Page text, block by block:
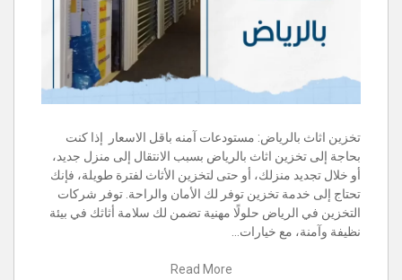
تخزين اثاث بالرياض: مستودعات آمنه باقل الاسعار إذا كنت
بحاجة إلى تخزين اثاث بالرياض بسبب الانتقال إلى منزل جديد،
أو خلال تجديد منزلك، أو حتى لتخزين الأثاث لفترة طويلة، فإنك
تحتاج إلى خدمة تخزين توفر لك الأمان والراحة. توفر شركات
التخزين في الرياض حلولًا مهنية تضمن لك سلامة أثاثك في بيئة
نظيفة وآمنة، مع خيارات…
Read More